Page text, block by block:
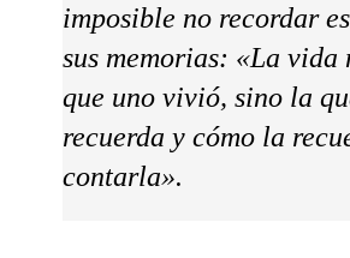
imposible no recordar
sus memorias: «La vida
que uno vivió, sino la
recuerda y cómo la
contarla».